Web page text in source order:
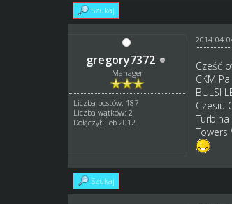
Szukaj
gregory7372
Manager
Liczba postów: 187
Liczba wątków: 2
Dołączył: Feb 2012
2014-04-
Cześć
CKM
BULSI
Czesiu
Turbina
Towers
Szukaj